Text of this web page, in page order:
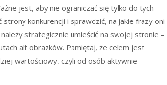
jest, aby nie ograniczać się tylko do tych
konkurencji i sprawdzić, na jakie frazy oni
strategicznie umieścić na swojej stronie –
alt obrazków. Pamiętaj, że celem jest
wartościowy, czyli od osób aktywnie